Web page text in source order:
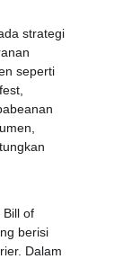
strategi
seperti
Bill of
berisi
Dalam